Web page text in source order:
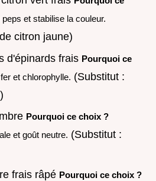
et stabilise la couleur.
citron jaune)
d'épinards frais Pourquoi ce
et chlorophylle. (Substitut :
Pourquoi ce choix ?
et goût neutre. (Substitut :
frais râpé Pourquoi ce choix ?